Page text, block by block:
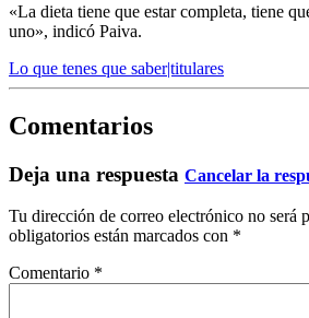
«La dieta tiene que estar completa, tiene
uno», indicó Paiva.
Lo que tenes que saber|titulares
Comentarios
Deja una respuesta Cancelar la
Tu dirección de correo electrónico no será
obligatorios están marcados con *
Comentario *